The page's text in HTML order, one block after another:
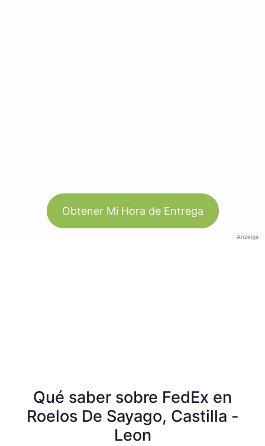
Obtener Mi Hora de Entrega
Anzeige
Qué saber sobre FedEx en
Roelos De Sayago, Castilla -
Leon